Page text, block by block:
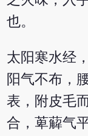
也。
太阳寒水经
阳气不布，
表，附皮毛
合，萆薢气